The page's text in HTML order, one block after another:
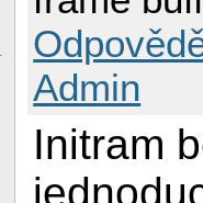
Admin
Initram